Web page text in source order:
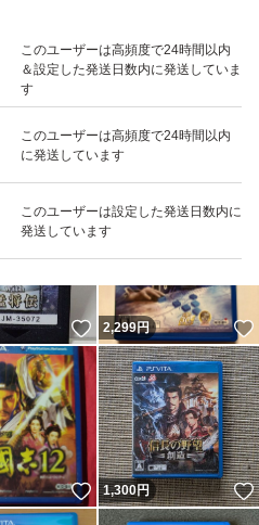
このユーザーは高頻度で24時間以内
＆設定した発送日数内に発送していま
す
このユーザーは高頻度で24時間以内
に発送しています
このユーザーは設定した発送日数内に
発送しています
いいね！
780
いいね！
2,299円
いいね！
1,300円